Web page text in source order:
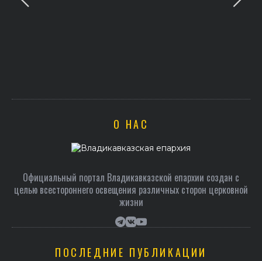
О НАС
Официальный портал Владикавказской епархии создан c
целью всестороннего освещения различных сторон церковной
жизни
ПОСЛЕДНИЕ ПУБЛИКАЦИИ